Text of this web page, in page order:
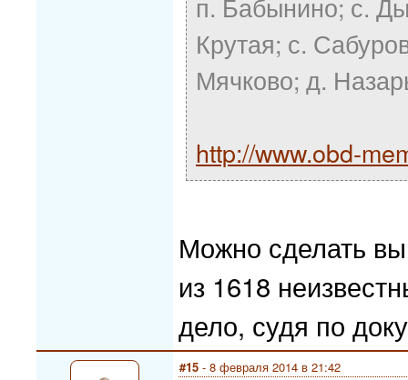
Крутая; с.
Мячково; д.
http://www.obd-
Можно сделать
из 1618
дело, судя по
#15 - 8 февраля 2014 в 21:42